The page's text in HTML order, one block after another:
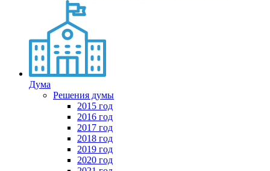
Дума
Решения думы
2015 год
2016 год
2017 год
2018 год
2019 год
2020 год